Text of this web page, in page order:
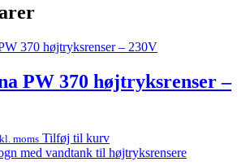
PW 370 højtryksrenser –
moms Tilføj til kurv